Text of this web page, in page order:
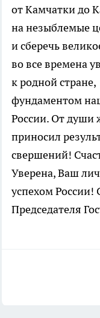
от Камчатки до
на незыблемые
и сберечь
во все времена
к родной
фундаментом
России. От души
приносил
свершений!
Уверена, Ваш
успехом России!
Председателя